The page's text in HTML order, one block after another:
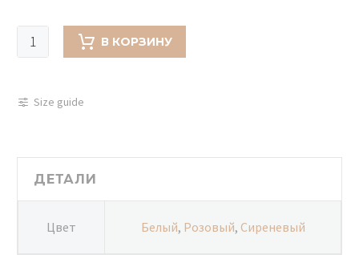
Количество
товара
сиреневый
В КОРЗИНУ
Size guide
ДЕТАЛИ
Цвет Белый, Розовый, Сиреневый